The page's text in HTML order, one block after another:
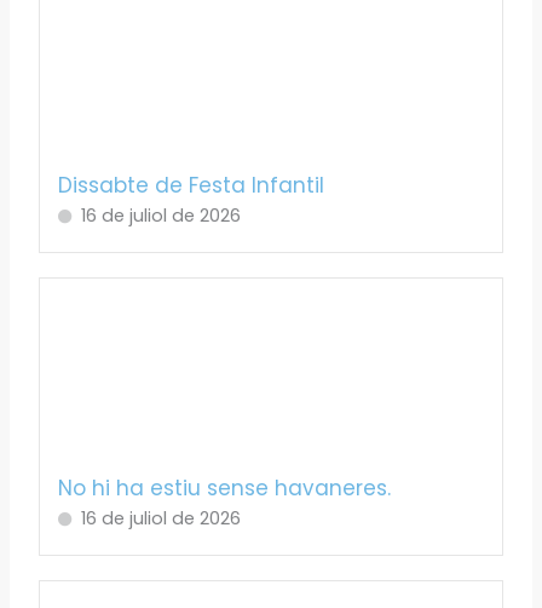
Dissabte de Festa Infantil
16 de juliol de 2026
No hi ha estiu sense havaneres.
16 de juliol de 2026